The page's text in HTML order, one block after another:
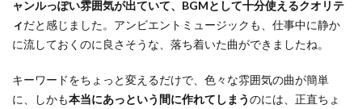
ャンルっぽい雰囲気が出ていて、BGMとして十分使えるクオリテ
ィだと感じました。アンビエントミュージックも、仕事中に静か
に流しておくのに良さそうな、落ち着いた曲ができましたね。
キーワードをちょっと変えるだけで、色々な雰囲気の曲が簡単
に、しかも本当にあっという間に作れてしまうのには、正直ちょ